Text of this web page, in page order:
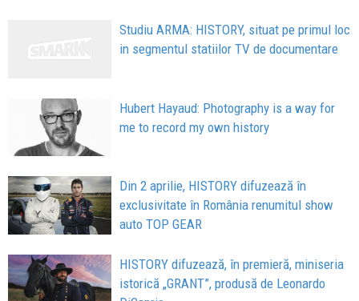
Studiu ARMA: HISTORY, situat pe primul loc
in segmentul statiilor TV de documentare
Hubert Hayaud: Photography is a way for
me to record my own history
Din 2 aprilie, HISTORY difuzează în
exclusivitate în România renumitul show
auto TOP GEAR
HISTORY difuzează, în premieră, miniseria
istorică „GRANT”, produsă de Leonardo